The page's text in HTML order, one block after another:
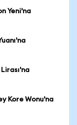
Yeni'na
Kore Wonu'na